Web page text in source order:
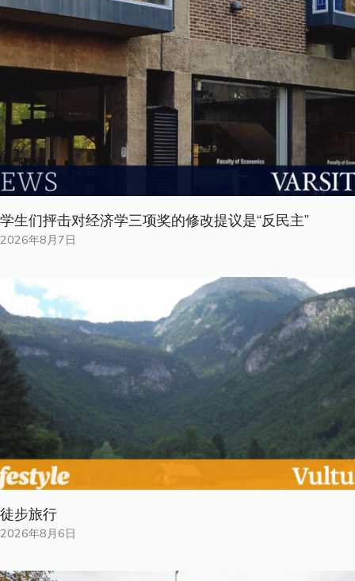
学生们抨击对经济学三项奖的修改提议是“反民主”
2026年8月7日
徒步旅行
2026年8月6日